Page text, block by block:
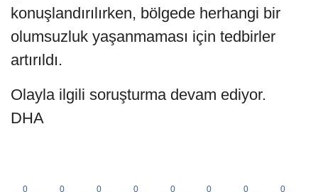
konuşlandırılırken, bölgede herhangi bir
olumsuzluk yaşanmaması için tedbirler
artırıldı.
Olayla ilgili soruşturma devam ediyor.
DHA